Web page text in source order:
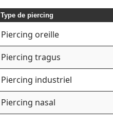
Type de piercing
Piercing oreille
Piercing tragus
Piercing industriel
Piercing nasal